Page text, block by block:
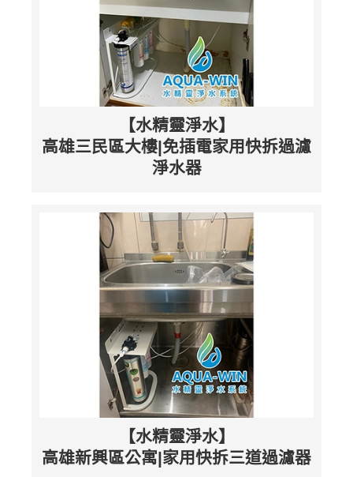
【水精靈淨水】
高雄三民區大樓|免插電家用快拆過濾
淨水器
【水精靈淨水】
高雄新興區公寓|家用快拆三道過濾器